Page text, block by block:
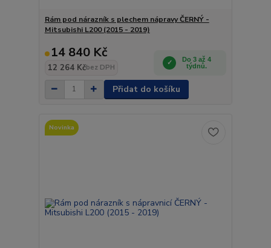
Rám pod nárazník s plechem nápravy ČERNÝ -
Mitsubishi L200 (2015 - 2019)
14 840 Kč
12 264 Kčbez DPH
Do 3 až 4
týdnů.
Přidat do košíku
Novinka